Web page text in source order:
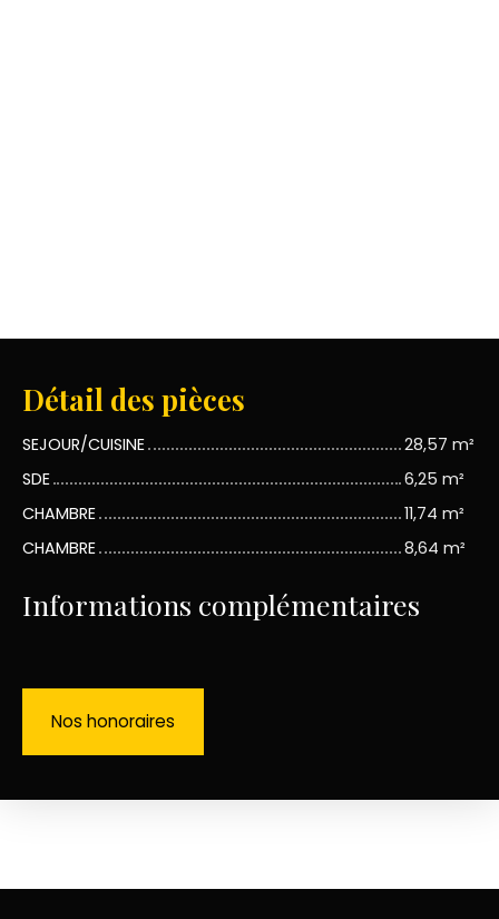
Détail des pièces
SEJOUR/CUISINE
28,57 m²
SDE
6,25 m²
CHAMBRE
11,74 m²
CHAMBRE
8,64 m²
Informations complémentaires
Nos honoraires